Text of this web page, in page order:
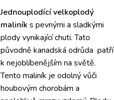
Jednouplodící velkoplodý
maliníks pevnými a sladkými
plody vynikající chuti. Tato
původně kanadská odrůda patří
k nejoblíbenějším na světě.
Tento maliník je odolný vůči
houbovým chorobám a